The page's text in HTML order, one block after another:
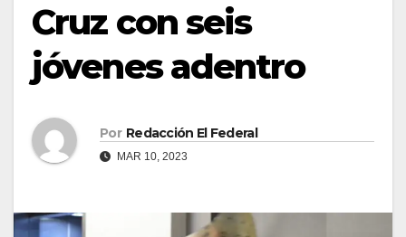
Cruz con seis
jóvenes adentro
Por Redacción El Federal
MAR 10, 2023